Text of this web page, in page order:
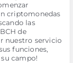
criptomonedas
las
de
nuestro servicio
funciones,
campo!